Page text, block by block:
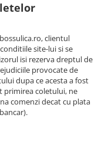
clientul
site-lui si se
isi rezerva dreptul de
provocate de
dupa ce acesta a fost
primirea coletului, ne
comenzi decat cu plata